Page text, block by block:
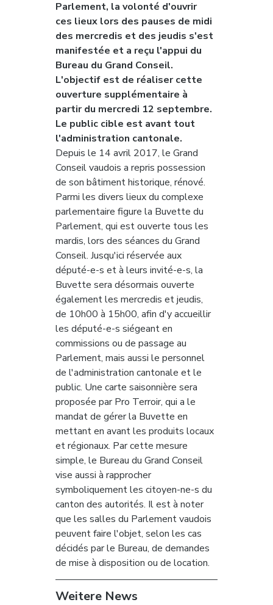
Parlement, la volonté d'ouvrir
ces lieux lors des pauses de midi
des mercredis et des jeudis s'est
manifestée et a reçu l'appui du
Bureau du Grand Conseil.
L'objectif est de réaliser cette
ouverture supplémentaire à
partir du mercredi 12 septembre.
Le public cible est avant tout
l'administration cantonale.
Depuis le 14 avril 2017, le Grand
Conseil vaudois a repris possession
de son bâtiment historique, rénové.
Parmi les divers lieux du complexe
parlementaire figure la Buvette du
Parlement, qui est ouverte tous les
mardis, lors des séances du Grand
Conseil. Jusqu'ici réservée aux
député-e-s et à leurs invité-e-s, la
Buvette sera désormais ouverte
également les mercredis et jeudis,
de 10h00 à 15h00, afin d'y accueillir
les député-e-s siégeant en
commissions ou de passage au
Parlement, mais aussi le personnel
de l'administration cantonale et le
public. Une carte saisonnière sera
proposée par Pro Terroir, qui a le
mandat de gérer la Buvette en
mettant en avant les produits locaux
et régionaux. Par cette mesure
simple, le Bureau du Grand Conseil
vise aussi à rapprocher
symboliquement les citoyen-ne-s du
canton des autorités. Il est à noter
que les salles du Parlement vaudois
peuvent faire l'objet, selon les cas
décidés par le Bureau, de demandes
de mise à disposition ou de location.
Weitere News